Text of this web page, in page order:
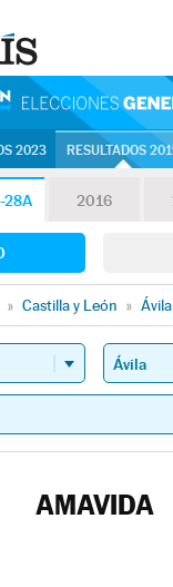
2023 RESULTADOS
28A 2016
» Castilla y León » Ávila
AMAVIDA